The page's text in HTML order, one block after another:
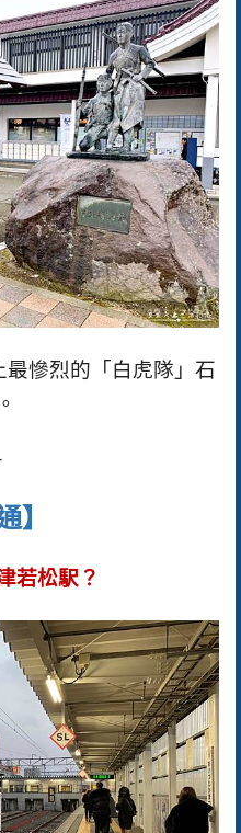
慘烈的「白虎隊」石
】
若松駅？